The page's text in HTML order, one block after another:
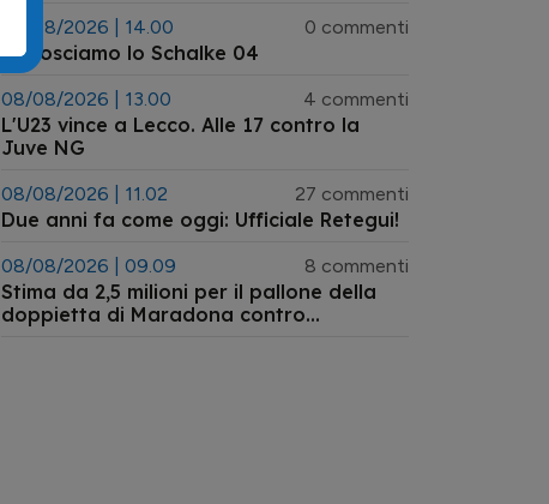
08/08/2026 | 14.00 0 commenti
Conosciamo lo Schalke 04
08/08/2026 | 13.00 4 commenti
L'U23 vince a Lecco. Alle 17 contro la
Juve NG
08/08/2026 | 11.02 27 commenti
Due anni fa come oggi: Ufficiale Retegui!
08/08/2026 | 09.09 8 commenti
Stima da 2,5 milioni per il pallone della
doppietta di Maradona contro